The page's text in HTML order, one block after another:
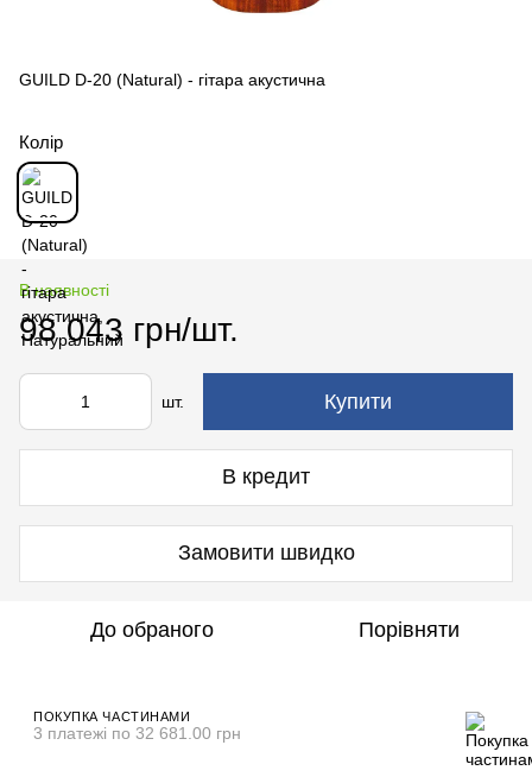
GUILD D-20 (Natural) - гітара акустична
Колір
В наявності
98 043 грн/шт.
шт. Купити
В кредит
Замовити швидко
До обраного Порівняти
ПОКУПКА ЧАСТИНАМИ
3 платежі по 32 681.00 грн